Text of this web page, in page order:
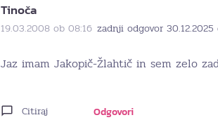
Tinoča
19.03.2008 ob 08:16 zadnji odgovor 30.12.2025
Jaz imam Jakopič-Žlahtič in sem zelo
Citiraj Odgovori